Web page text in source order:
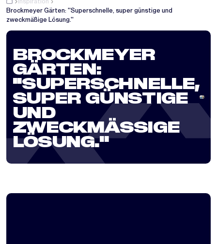
Brockmeyer Gärten: ''Superschnelle, super günstige und
zweckmäßige Lösung.''
BROCKMEYER
GÄRTEN:
''SUPERSCHNELLE,
SUPER GÜNSTIGE
UND
ZWECKMÄSSIGE L
ÖSUNG.''